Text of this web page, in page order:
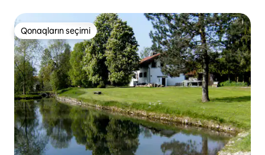
Qonaqların seçimi
Qonaqların seçimi